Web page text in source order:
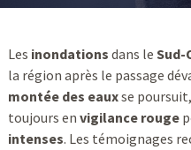
Les inondations dans le Sud-
la région après le passage
montée des eauxse
toujours en vigilance rouge
intenses. Les témoignages